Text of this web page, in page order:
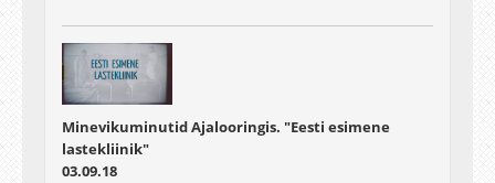
Minevikuminutid Ajalooringis. "Eesti esimene
lastekliinik"
03.09.18